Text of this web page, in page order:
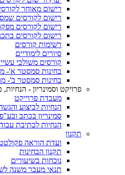
רישום מאוחר
רישום לקורסים
רישום לקורסים
רישום לקורסים
רשימות קורסים
סיורים לימודיים
קורסים משולבי
בחינות סמסטר א'-
בחינות סמסטר ב'-
פרויקט וסמינריון -
מעבדת פרוייקט
הנחיות לביצוע
סמינריון בכתב ובע"פ
הנחיות לכתיבת
תקנון
ועדת הוראה
תקנון הבחינות
נוכחות בשיעורים
תנאי מעבר משנה